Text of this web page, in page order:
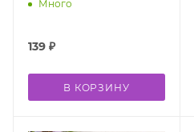
Много
139 ₽
В КОРЗИНУ